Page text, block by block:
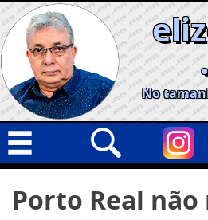
Skip
to
content
No
Geral
por:
Porto Real não